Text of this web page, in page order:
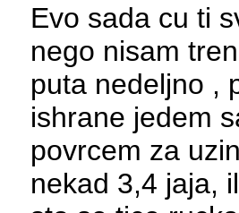
Evo sada cu ti
nego nisam
puta nedeljno ,
ishrane jedem
povrcem za
nekad 3,4 jaja,